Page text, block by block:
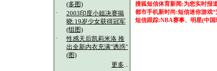
(多图)
·
2003印度小姐决赛揭
晓:19岁少女获得冠军
(组图)
·
性感天后凯莉米洛 推
出全新内衣充满"诱惑"
(图)
更多...
搜狐短信体育新闻:为您实时报
都市手机新时尚:短信迷你游戏“
短信跟踪:NBA赛事、明星(中